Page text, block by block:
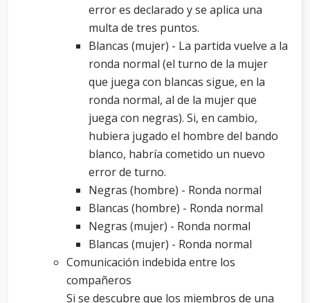
error es declarado y se aplica una
multa de tres puntos.
Blancas (mujer) - La partida vuelve a la
ronda normal (el turno de la mujer
que juega con blancas sigue, en la
ronda normal, al de la mujer que
juega con negras). Si, en cambio,
hubiera jugado el hombre del bando
blanco, habría cometido un nuevo
error de turno.
Negras (hombre) - Ronda normal
Blancas (hombre) - Ronda normal
Negras (mujer) - Ronda normal
Blancas (mujer) - Ronda normal
Comunicación indebida entre los
compañeros
Si se descubre que los miembros de una